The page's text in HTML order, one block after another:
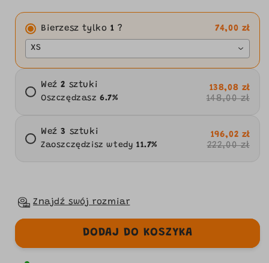
Bierzesz tylko 1 ? 74,00 zł
XS
Weź 2 sztuki
Oszczędzasz 6.7%
138,08 zł
148,00 zł
Weź 3 sztuki
Zaoszczędzisz wtedy 11.7%
196,02 zł
222,00 zł
Znajdź swój rozmiar
DODAJ DO KOSZYKA